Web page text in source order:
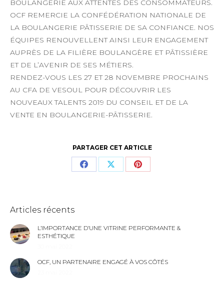
BOULANGERIE AUX ATTENTES DES CONSOMMATEURS.
OCF REMERCIE LA CONFÉDÉRATION NATIONALE DE
LA BOULANGERIE PÂTISSERIE DE SA CONFIANCE. NOS
ÉQUIPES RENOUVELLENT AINSI LEUR ENGAGEMENT
AUPRÈS DE LA FILIÈRE BOULANGÈRE ET PÂTISSIÈRE
ET DE L’AVENIR DE SES MÉTIERS.
RENDEZ-VOUS LES 27 ET 28 NOVEMBRE PROCHAINS
AU CFA DE VESOUL POUR DÉCOUVRIR LES
NOUVEAUX TALENTS 2019 DU CONSEIL ET DE LA
VENTE EN BOULANGERIE-PÂTISSERIE.
PARTAGER CET ARTICLE
Articles récents
L’IMPORTANCE D’UNE VITRINE PERFORMANTE &
ESTHÉTIQUE
OCF, UN PARTENAIRE ENGAGÉ À VOS CÔTÉS